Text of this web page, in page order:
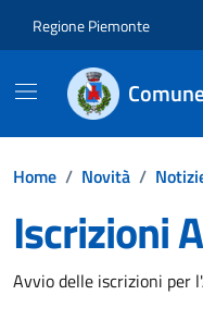
Regione Piemonte
Home / Novità /
Iscrizioni
Dettagli
Avvio delle iscrizioni per